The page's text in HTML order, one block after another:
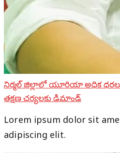
నిర్మల్ జిల్లాలో యూరియా అధిక
తక్షణ చర్యలకు డిమాండ్
Lorem ipsum dolor sit
adipiscing elit.